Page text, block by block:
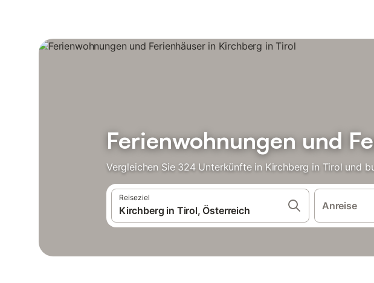
Ferienwohnungen und
Vergleichen Sie 324 Unterkünfte in Kirchberg in Tirol und
Reiseziel
Anreise